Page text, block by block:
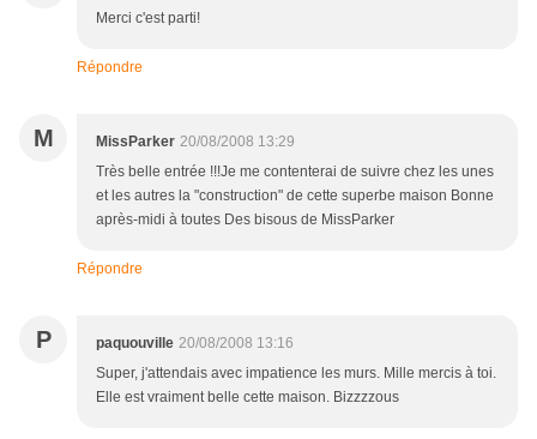
Merci c'est parti!
Répondre
M MissParker 20/08/2008 13:29
Très belle entrée !!!Je me contenterai de suivre chez les unes
et les autres la "construction" de cette superbe maison Bonne
après-midi à toutes Des bisous de MissParker
Répondre
P paquouville 20/08/2008 13:16
Super, j'attendais avec impatience les murs. Mille mercis à toi.
Elle est vraiment belle cette maison. Bizzzzous